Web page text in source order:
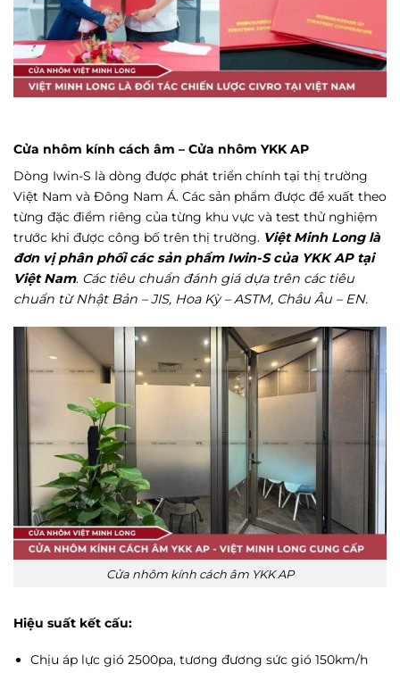
Cửa nhôm kính cách âm – Cửa nhôm YKK AP
Dòng Iwin-S là dòng được phát triển chính tại thị trường
Việt Nam và Đông Nam Á. Các sản phẩm được đề xuất theo
từng đặc điểm riêng của từng khu vực và test thử nghiệm
trước khi được công bố trên thị trường. Việt Minh Long là
đơn vị phân phối các sản phẩm Iwin-S của YKK AP tại
Việt Nam. Các tiêu chuẩn đánh giá dựa trên các tiêu
chuẩn từ Nhật Bản – JIS, Hoa Kỳ – ASTM, Châu Âu – EN.
Cửa nhôm kính cách âm YKK AP
Hiệu suất kết cấu:
Chịu áp lực gió 2500pa, tương đương sức gió 150km/h